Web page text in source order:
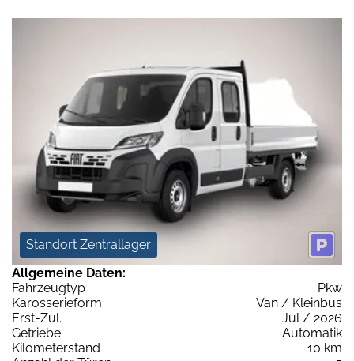
Standort Zentrallager
Allgemeine Daten:
Fahrzeugtyp
Pkw
Karosserieform
Van / Kleinbus
Erst-Zul.
Jul / 2026
Getriebe
Automatik
Kilometerstand
10 km